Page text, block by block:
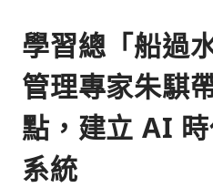
課程
報名
學習總「船過
管理專家朱騏
點，建立 AI
系統